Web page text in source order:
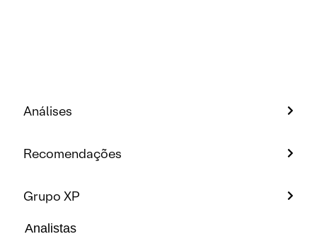
Análises
Recomendações
Grupo XP
Analistas